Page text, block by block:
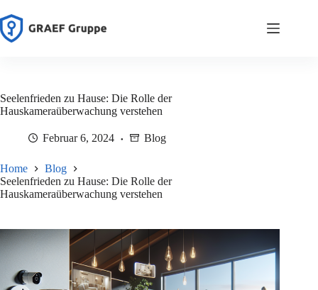
Inhalt
springen
Seelenfrieden zu Hause: Die Rolle der
Hauskameraüberwachung verstehen
Februar 6, 2024 Blog
Home
Blog
Seelenfrieden zu Hause: Die Rolle der
Hauskameraüberwachung verstehen